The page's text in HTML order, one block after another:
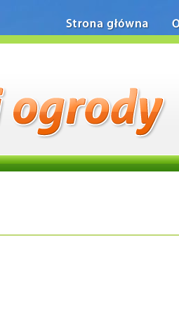
Strona główna